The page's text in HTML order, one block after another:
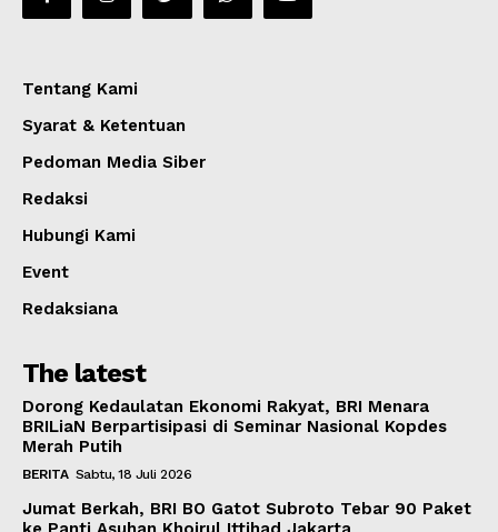
Tentang Kami
Syarat & Ketentuan
Pedoman Media Siber
Redaksi
Hubungi Kami
Event
Redaksiana
The latest
Dorong Kedaulatan Ekonomi Rakyat, BRI Menara
BRILiaN Berpartisipasi di Seminar Nasional Kopdes
Merah Putih
BERITA Sabtu, 18 Juli 2026
Jumat Berkah, BRI BO Gatot Subroto Tebar 90 Paket